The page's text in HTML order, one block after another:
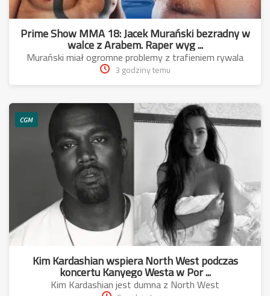
Prime Show MMA 18: Jacek Murański bezradny w
walce z Arabem. Raper wyg ...
Murański miał ogromne problemy z trafieniem rywala
3 godziny temu
CGM
Kim Kardashian wspiera North West podczas
koncertu Kanyego Westa w Por ...
Kim Kardashian jest dumna z North West